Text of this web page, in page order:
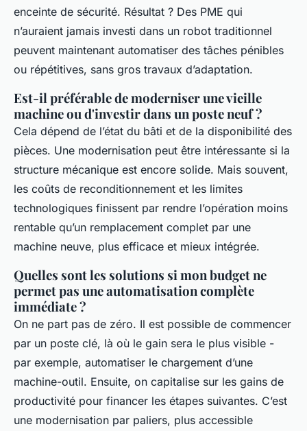
enceinte de sécurité. Résultat ? Des PME qui
n’auraient jamais investi dans un robot traditionnel
peuvent maintenant automatiser des tâches pénibles
ou répétitives, sans gros travaux d’adaptation.
Est-il préférable de moderniser une vieille
machine ou d'investir dans un poste neuf ?
Cela dépend de l’état du bâti et de la disponibilité des
pièces. Une modernisation peut être intéressante si la
structure mécanique est encore solide. Mais souvent,
les coûts de reconditionnement et les limites
technologiques finissent par rendre l’opération moins
rentable qu’un remplacement complet par une
machine neuve, plus efficace et mieux intégrée.
Quelles sont les solutions si mon budget ne
permet pas une automatisation complète
immédiate ?
On ne part pas de zéro. Il est possible de commencer
par un poste clé, là où le gain sera le plus visible -
par exemple, automatiser le chargement d’une
machine-outil. Ensuite, on capitalise sur les gains de
productivité pour financer les étapes suivantes. C’est
une modernisation par paliers, plus accessible